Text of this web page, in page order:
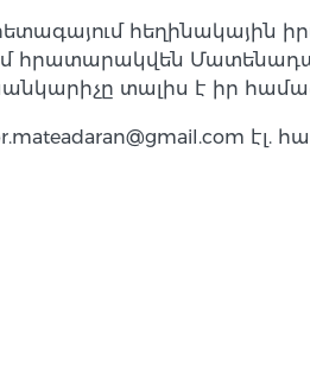
հեղինակային
տալիս է իր
էլ.